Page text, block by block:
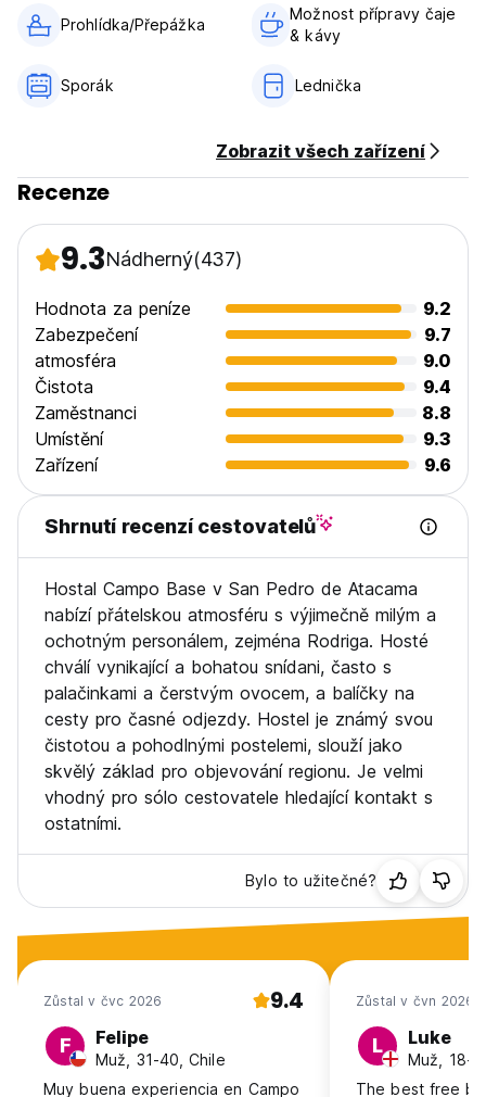
Recepce k dispozici 24 hodin. (Auto-translated from original
Prohlídka/Přepážka
Možnost přípravy čaje
& kávy
Sporák Lednička
Zobrazit všech zařízení
Recenze
9.3Nádherný(437)
Hodnota za peníze
9.2
Zabezpečení
9.7
atmosféra
9.0
Čistota
9.4
Zaměstnanci
8.8
Umístění
9.3
Zařízení
9.6
Shrnutí recenzí cestovatelů
Hostal Campo Base v San Pedro de Atacama
nabízí přátelskou atmosféru s výjimečně milým a
ochotným personálem, zejména Rodriga. Hosté
chválí vynikající a bohatou snídani, často s
palačinkami a čerstvým ovocem, a balíčky na
cesty pro časné odjezdy. Hostel je známý svou
čistotou a pohodlnými postelemi, slouží jako
skvělý základ pro objevování regionu. Je velmi
vhodný pro sólo cestovatele hledající kontakt s
ostatními.
Bylo to užitečné?
Zůstal v čvc 2026 9.4
F Felipe
Muž, 31-40, Chile
Muy buena experiencia en Campo
Zůstal v čvn 2026
L Luke
Muž, 18-
The best free